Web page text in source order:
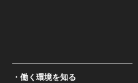
働く環境を知る